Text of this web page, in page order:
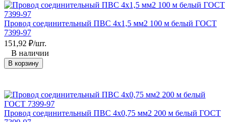
Провод соединительный ПВС 4х1,5 мм2 100 м белый ГОСТ
7399-97
151,92 ₽/шт.
В наличии
В корзину
Провод соединительный ПВС 4x0,75 мм2 200 м белый ГОСТ